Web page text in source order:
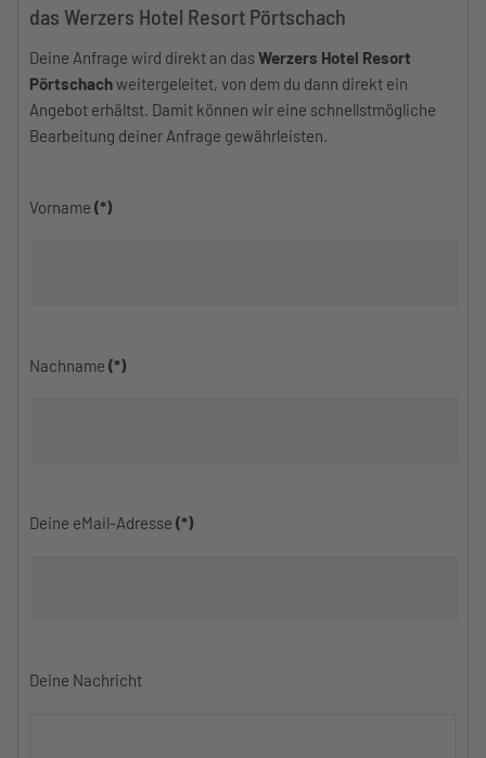
das Werzers Hotel Resort Pörtschach
Deine Anfrage wird direkt an dasWerzers Hotel Resort
Pörtschachweitergeleitet, von dem du dann direkt ein
Angebot erhältst. Damit können wir eine schnellstmögliche
Bearbeitung deiner Anfrage gewährleisten.
Vorname (*)
Nachname (*)
Deine eMail-Adresse (*)
Deine Nachricht